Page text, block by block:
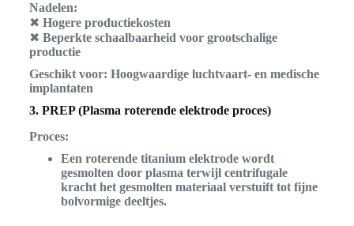
Nadelen:
✖ Hogere productiekosten
✖ Beperkte schaalbaarheid voor grootschalige
productie
Geschikt voor: Hoogwaardige luchtvaart- en medische
implantaten
3. PREP (Plasma roterende elektrode proces)
Proces:
Een roterende titanium elektrode wordt
gesmolten door plasma terwijl centrifugale
kracht het gesmolten materiaal verstuift tot fijne
bolvormige deeltjes.